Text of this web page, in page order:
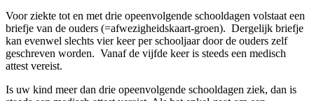
Voor ziekte tot en met drie opeenvolgende schooldagen volstaat een
briefje van de ouders (=afwezigheidskaart-groen). Dergelijk briefje
kan evenwel slechts vier keer per schooljaar door de ouders zelf
geschreven worden. Vanaf de vijfde keer is steeds een medisch
attest vereist.
Is uw kind meer dan drie opeenvolgende schooldagen ziek, dan is